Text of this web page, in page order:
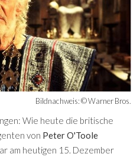
Bildnachweis: © Warner Bros.
Wie heute die britische
von Peter O'Toole
am heutigen 15. Dezember